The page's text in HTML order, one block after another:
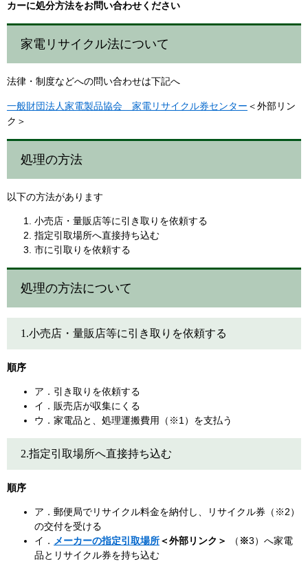
カーに処分方法をお問い合わせください
家電リサイクル法について
法律・制度などへの問い合わせは下記へ
一般財団法人家電製品協会 家電リサイクル券センター ＜外部リン
ク＞
処理の方法
以下の方法があります
小売店・量販店等に引き取りを依頼する
指定引取場所へ直接持ち込む
市に引取りを依頼する
処理の方法について
1.小売店・量販店等に引き取りを依頼する
順序
ア．引き取りを依頼する
イ．販売店が収集にくる
ウ．家電品と、処理運搬費用（※1）を支払う
2.指定引取場所へ直接持ち込む
順序
ア．郵便局でリサイクル料金を納付し、リサイクル券（※2）
の交付を受ける
イ． メーカーの指定引取場所＜外部リンク＞ ​ （ ※3）へ家電
品とリサイクル券を持ち込む